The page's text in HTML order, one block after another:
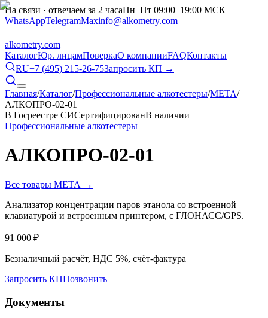
На связи · отвечаем за 2 часаПн–Пт 09:00–19:00 МСК
WhatsAppTelegramMaxinfo@alkometry.com
alkometry.com
КаталогЮр. лицамПоверкаО компанииFAQКонтакты
RU+7 (495) 215-26-75Запросить КП →
Главная/Каталог/Профессиональные алкотестеры/МЕТА/
АЛКОПРО-02-01
В Госреестре СИСертифицированВ наличии
Профессиональные алкотестеры
АЛКОПРО-02-01
Все товары МЕТА →
Анализатор концентрации паров этанола со встроенной
клавиатурой и встроенным принтером, с ГЛОНАСС/GPS.
91 000 ₽
Безналичный расчёт, НДС 5%, счёт-фактура
Запросить КППозвонить
Документы